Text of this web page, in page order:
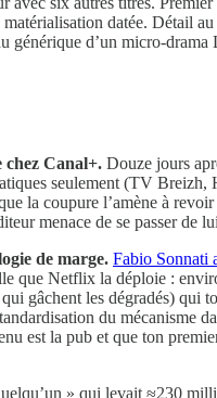
matérialisation datée. Détail
d’un micro-
chez Canal+. Douze jours
seulement (TV
la coupure l’amène à
menace de se passer
de marge. Fabio Sonnati
que Netflix la déploie :
gâchent les dégradés) qui
du mécanisme
est la pub et que ton
» qui levait ≈230